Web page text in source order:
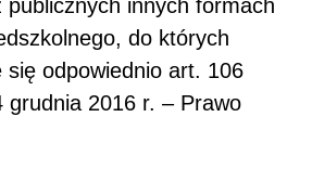
publicznych innych formach
do których
się odpowiednio art. 106
grudnia 2016 r. – Prawo